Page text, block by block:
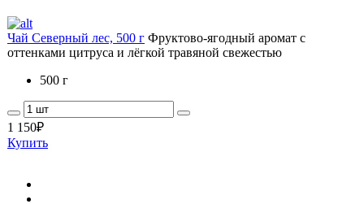
Чай Северный лес, 500 г Фруктово-ягодный аромат с
оттенками цитруса и лёгкой травяной свежестью
500 г
1 150₽
Купить